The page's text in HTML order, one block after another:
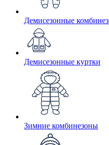
Демисезонные
Демисезонные куртки
Зимние комбинезоны